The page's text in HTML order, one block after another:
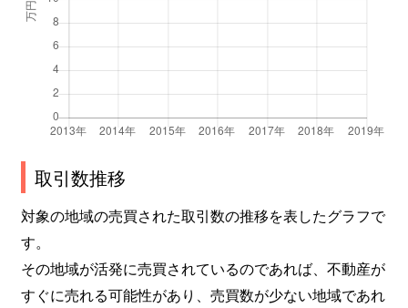
取引数推移
対象の地域の売買された取引数の推移を表したグラフで
す。
その地域が活発に売買されているのであれば、不動産が
すぐに売れる可能性があり、売買数が少ない地域であれ